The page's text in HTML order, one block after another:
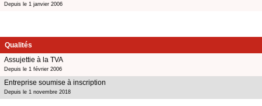
Depuis le 1 janvier 2006
Qualités
Assujettie à la TVA
Depuis le 1 février 2006
Entreprise soumise à inscription
Depuis le 1 novembre 2018